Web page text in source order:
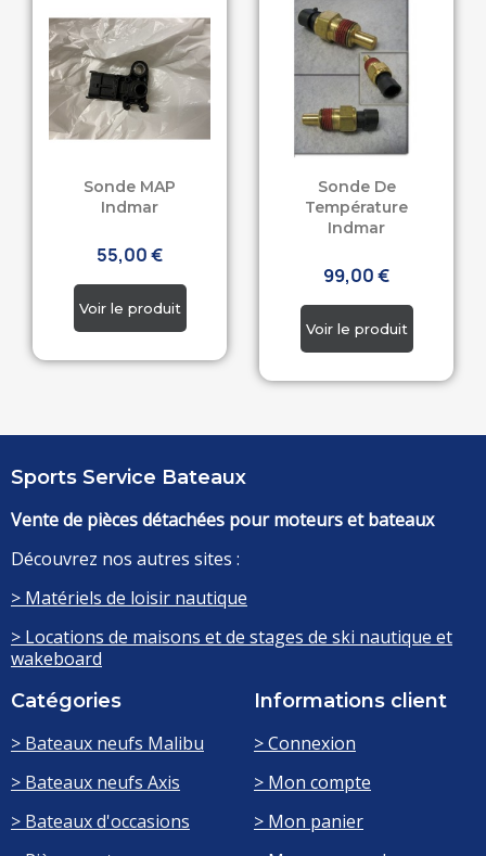
Sonde MAP
Indmar
55,00 €
Sonde De
Température
Indmar
99,00 €
Sports Service Bateaux
Vente de pièces détachées pour moteurs et bateaux
Découvrez nos autres sites :
> Matériels de loisir nautique
> Locations de maisons et de stages de ski nautique et
wakeboard
Catégories
> Bateaux neufs Malibu
> Bateaux neufs Axis
> Bateaux d'occasions
Informations client
> Connexion
> Mon compte
> Mon panier